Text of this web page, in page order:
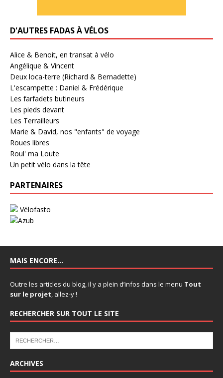
D'AUTRES FADAS À VÉLOS
Alice & Benoit, en transat à vélo
Angélique & Vincent
Deux loca-terre (Richard & Bernadette)
L'escampette : Daniel & Frédérique
Les farfadets butineurs
Les pieds devant
Les Terrailleurs
Marie & David, nos "enfants" de voyage
Roues libres
Roul' ma Loute
Un petit vélo dans la tête
PARTENAIRES
MAIS ENCORE…
Outre les articles du blog, il y a plein d’infos dans le menu Tout
sur le projet, allez-y !
RECHERCHER SUR TOUT LE SITE
ARCHIVES